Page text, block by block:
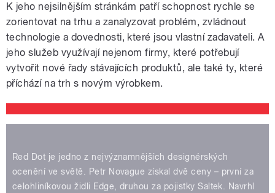
pause
Novaguem, který získal dvakrát
mezinárodní cenu Red Dot, o tom, jak
vymýšlí své návrhy a o světě designu.
Moderuje Lucie Výborná.
K jeho nejsilnějším stránkám patří schopnost rychle se
zorientovat na trhu a zanalyzovat problém, zvládnout
technologie a dovednosti, které jsou vlastní zadavateli. A
jeho služeb využívají nejenom firmy, které potřebují
vytvořit nové řady stávajících produktů, ale také ty, které
příchází na trh s novým výrobkem.
Red Dot je jedno z nejvýznamnějších designérských
ocenění ve světě. Petr Novague získal dvě ceny – první za
celohliníkovou židli Edge, druhou za pojistky Saltek. Navrhl